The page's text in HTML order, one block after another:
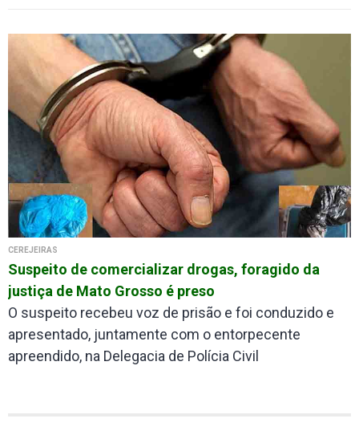
CEREJEIRAS
Suspeito de comercializar drogas, foragido da
justiça de Mato Grosso é preso
O suspeito recebeu voz de prisão e foi conduzido e
apresentado, juntamente com o entorpecente
apreendido, na Delegacia de Polícia Civil